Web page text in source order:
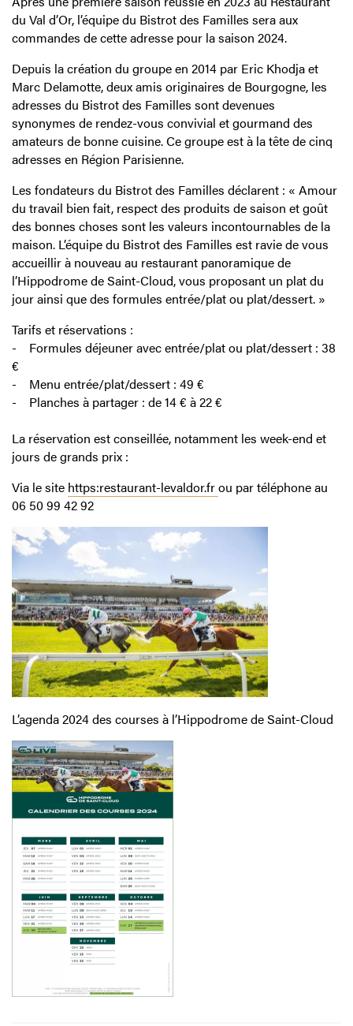
du Val d’Or, l’équipe du Bistrot des Familles sera aux
commandes de cette adresse pour la saison 2024.
Depuis la création du groupe en 2014 par Eric Khodja et
Marc Delamotte, deux amis originaires de Bourgogne, les
adresses du Bistrot des Familles sont devenues
synonymes de rendez-vous convivial et gourmand des
amateurs de bonne cuisine. Ce groupe est à la tête de cinq
adresses en Région Parisienne.
Les fondateurs du Bistrot des Familles déclarent : « Amour
du travail bien fait, respect des produits de saison et goût
des bonnes choses sont les valeurs incontournables de la
maison. L’équipe du Bistrot des Familles est ravie de vous
accueillir à nouveau au restaurant panoramique de
l’Hippodrome de Saint-Cloud, vous proposant un plat du
jour ainsi que des formules entrée/plat ou plat/dessert. »
Tarifs et réservations :
- Formules déjeuner avec entrée/plat ou plat/dessert : 38
€
- Menu entrée/plat/dessert : 49 €
- Planches à partager : de 14 € à 22 €
La réservation est conseillée, notamment les week-end et
jours de grands prix :
Via le site https:restaurant-levaldor.frou par téléphone au
06 50 99 42 92
L’agenda 2024 des courses à l’Hippodrome de Saint-Cloud